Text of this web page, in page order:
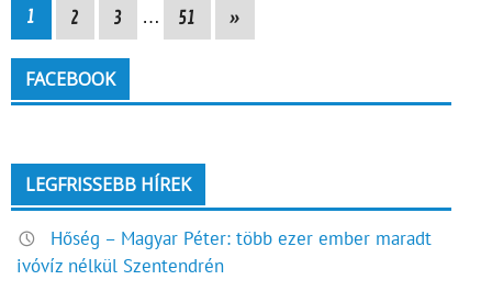
1 2 3 … 51 »
FACEBOOK
LEGFRISSEBB HÍREK
Hőség – Magyar Péter: több ezer ember maradt
ivóvíz nélkül Szentendrén